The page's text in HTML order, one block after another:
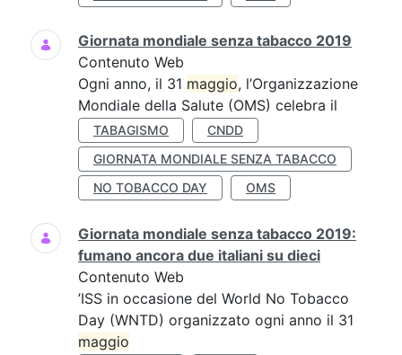
Giornata mondiale senza tabacco 2019
Contenuto Web
Ogni anno, il 31 maggio, l’Organizzazione
Mondiale della Salute (OMS) celebra il
TABAGISMO
CNDD
GIORNATA MONDIALE SENZA TABACCO
NO TOBACCO DAY
OMS
Giornata mondiale senza tabacco 2019:
fumano ancora due italiani su dieci
Contenuto Web
’ISS in occasione del World No Tobacco
Day (WNTD) organizzato ogni anno il 31
maggio